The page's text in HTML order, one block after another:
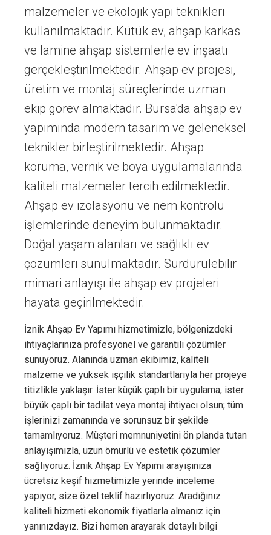
malzemeler ve ekolojik yapı teknikleri
kullanılmaktadır. Kütük ev, ahşap karkas
ve lamine ahşap sistemlerle ev inşaatı
gerçekleştirilmektedir. Ahşap ev projesi,
üretim ve montaj süreçlerinde uzman
ekip görev almaktadır. Bursa'da ahşap ev
yapımında modern tasarım ve geleneksel
teknikler birleştirilmektedir. Ahşap
koruma, vernik ve boya uygulamalarında
kaliteli malzemeler tercih edilmektedir.
Ahşap ev izolasyonu ve nem kontrolü
işlemlerinde deneyim bulunmaktadır.
Doğal yaşam alanları ve sağlıklı ev
çözümleri sunulmaktadır. Sürdürülebilir
mimari anlayışı ile ahşap ev projeleri
hayata geçirilmektedir.
İznik Ahşap Ev Yapımı hizmetimizle, bölgenizdeki
ihtiyaçlarınıza profesyonel ve garantili çözümler
sunuyoruz. Alanında uzman ekibimiz, kaliteli
malzeme ve yüksek işçilik standartlarıyla her projeye
titizlikle yaklaşır. İster küçük çaplı bir uygulama, ister
büyük çaplı bir tadilat veya montaj ihtiyacı olsun; tüm
işlerinizi zamanında ve sorunsuz bir şekilde
tamamlıyoruz. Müşteri memnuniyetini ön planda tutan
anlayışımızla, uzun ömürlü ve estetik çözümler
sağlıyoruz. İznik Ahşap Ev Yapımı arayışınıza
ücretsiz keşif hizmetimizle yerinde inceleme
yapıyor, size özel teklif hazırlıyoruz. Aradığınız
kaliteli hizmeti ekonomik fiyatlarla almanız için
yanınızdayız. Bizi hemen arayarak detaylı bilgi